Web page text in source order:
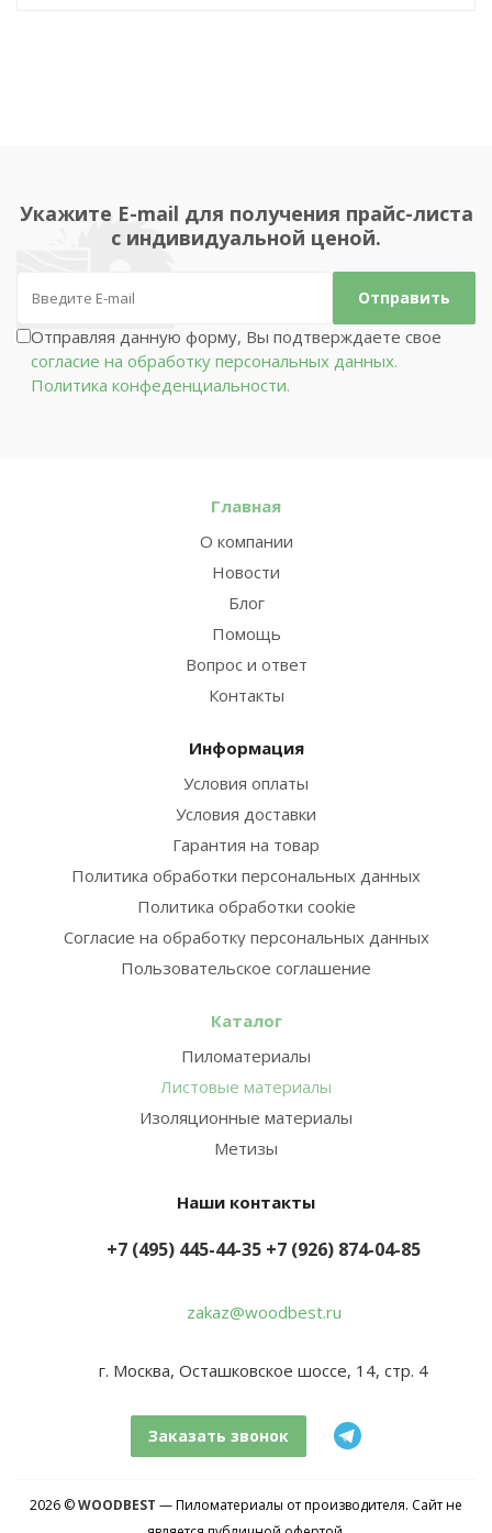
Укажите E-mail для получения прайс-листа
с индивидуальной ценой.
Отправляя данную форму, Вы подтверждаете свое
согласие на обработку персональных данных.
Политика конфеденциальности.
Главная
О компании
Новости
Блог
Помощь
Вопрос и ответ
Контакты
Информация
Условия оплаты
Условия доставки
Гарантия на товар
Политика обработки персональных данных
Политика обработки cookie
Согласие на обработку персональных данных
Пользовательское соглашение
Каталог
Пиломатериалы
Листовые материалы
Изоляционные материалы
Метизы
Наши контакты
+7 (495) 445-44-35 +7 (926) 874-04-85
zakaz@woodbest.ru
г. Москва, Осташковское шоссе, 14, стр. 4
Заказать звонок
2026 ©WOODBEST — Пиломатериалы от производителя. Сайт не